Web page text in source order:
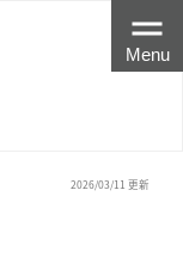
Menu
2026/03/11 更新